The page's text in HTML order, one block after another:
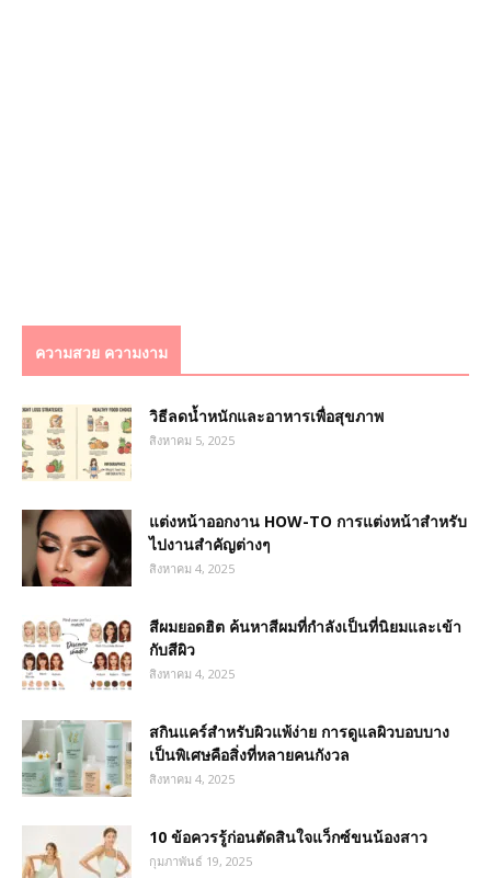
ความสวย ความงาม
วิธีลดน้ำหนักและอาหารเพื่อสุขภาพ
สิงหาคม 5, 2025
แต่งหน้าออกงาน HOW-TO การแต่งหน้าสำหรับ
ไปงานสำคัญต่างๆ
สิงหาคม 4, 2025
สีผมยอดฮิต ค้นหาสีผมที่กำลังเป็นที่นิยมและเข้า
กับสีผิว
สิงหาคม 4, 2025
สกินแคร์สำหรับผิวแพ้ง่าย การดูแลผิวบอบบาง
เป็นพิเศษคือสิ่งที่หลายคนกังวล
สิงหาคม 4, 2025
10 ข้อควรรู้ก่อนตัดสินใจแว็กซ์ขนน้องสาว
กุมภาพันธ์ 19, 2025